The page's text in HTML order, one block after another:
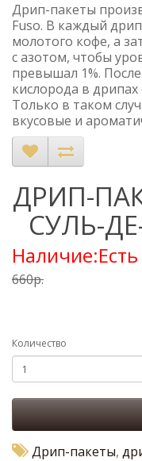
Дрип-пакеты
Fuso. В каждый
молотого кофе, а
с азотом, чтобы
превышал 1%.
кислорода в
Только в таком
вкусовые и
ДРИП-
СУЛЬ-
660р.
Количество
Дрип-пакеты,